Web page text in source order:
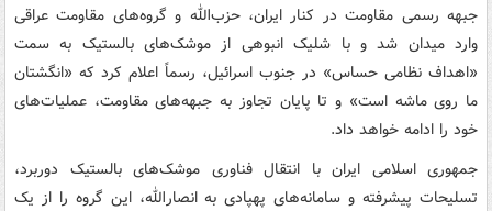
جبهه رسمی مقاومت در کنار ایران، حزب‌الله و گروه‌های مقاومت عراقی
وارد میدان شد و با شلیک انبوهی از موشک‌های بالستیک به سمت
«اهداف نظامی حساس» در جنوب اسرائیل، رسماً اعلام کرد که «انگشتان
ما روی ماشه است» و تا پایان تجاوز به جبهه‌های مقاومت، عملیات‌های
خود را ادامه خواهد داد.
جمهوری اسلامی ایران با انتقال فناوری موشک‌های بالستیک دوربرد،
تسلیحات پیشرفته و سامانه‌های پهپادی به انصارالله، این گروه را از یک